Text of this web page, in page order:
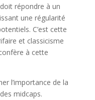
répondre à un
une régularité
C’est cette
et classicisme
à cette
l’importance de la
midcaps.